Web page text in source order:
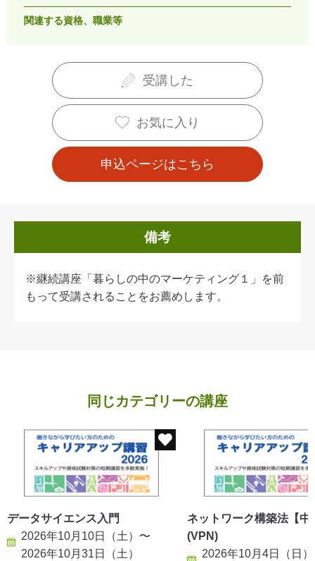
関連する資格、職業等
受講した
お気に入り
申込ページはこちら
備考
※継続講座「暮らしの中のマーケティング１」を前
もって受講されることをお薦めします。
同じカテゴリーの講座
データサイエンス入門
2026年10月10日（土）〜
2026年10月31日（土）
ネットワーク構築法【中
(VPN)
2026年10月4日（日